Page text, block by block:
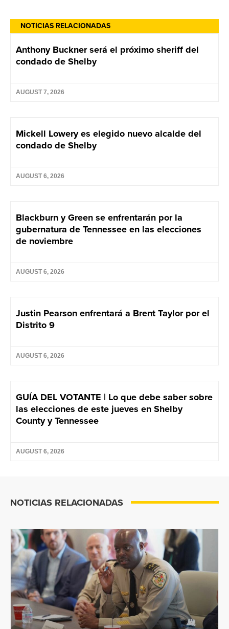
NOTICIAS RELACIONADAS
Anthony Buckner será el próximo sheriff del
condado de Shelby
AUGUST 7, 2026
Mickell Lowery es elegido nuevo alcalde del
condado de Shelby
AUGUST 6, 2026
Blackburn y Green se enfrentarán por la
gubernatura de Tennessee en las elecciones
de noviembre
AUGUST 6, 2026
Justin Pearson enfrentará a Brent Taylor por el
Distrito 9
AUGUST 6, 2026
GUÍA DEL VOTANTE | Lo que debe saber sobre
las elecciones de este jueves en Shelby
County y Tennessee
AUGUST 6, 2026
NOTICIAS RELACIONADAS